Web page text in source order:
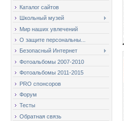
Каталог сайтов
Школьный музей
Мир наших увлечений
О защите персональны...
Безопасный Интернет
Фотоальбомы 2007-2010
Фотоальбомы 2011-2015
PRO спонсоров
Форум
Тесты
Обратная связь